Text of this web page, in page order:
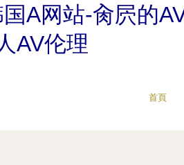
A网站-肏屄的
AV伦理
首頁